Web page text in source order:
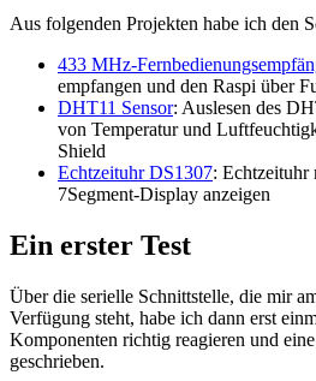
Aus folgenden Projekten habe ich den
433 MHz-
empfangen und den Raspi über
DHT11 Sensor: Auslesen des
von Temperatur und
Shield
Echtzeituhr DS1307: Echtzeituhr
7Segment-Display anzeigen
Ein erster Test
Über die serielle Schnittstelle, die mir
Verfügung steht, habe ich dann erst
Komponenten richtig reagieren und
geschrieben.